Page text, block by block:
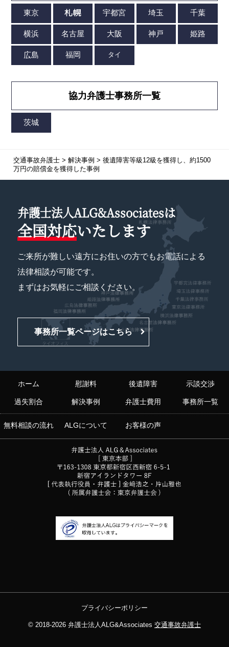
協力弁護士事務所一覧
交通事故弁護士> 解決事例 > 後遺障害等級12級を獲得し、約1500
万円の賠償金を獲得した事例
弁護士法人ALG&Associatesは
全国対応いたします
ご来所が難しい遠方にお住いの方でもお電話による
法律相談が可能です。
まずはお気軽にご相談ください。
事務所一覧ページはこちら
ホーム 慰謝料 後遺障害 示談交渉
過失割合 解決事例 弁護士費用 事務所一覧
無料相談の流れ ALGについて お客様の声
プライバシーポリシー
© 2018-2026 弁護士法人ALG&Associates 交通事故弁護士